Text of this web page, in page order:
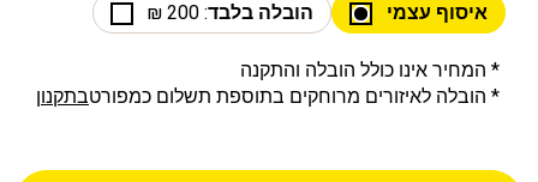
איסוף עצמי הובלה בלבד: 200 ₪
* המחיר אינו כולל הובלה והתקנה
* הובלה לאיזורים מרוחקים בתוספת תשלום כמפורטבתקנון